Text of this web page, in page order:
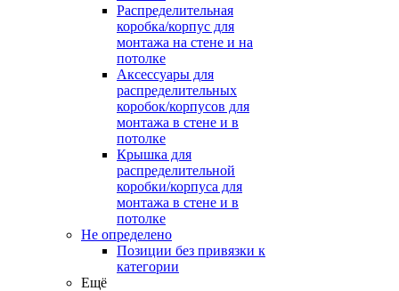
Распределительная
коробка/корпус для
монтажа на стене и на
потолке
Аксессуары для
распределительных
коробок/корпусов для
монтажа в стене и в
потолке
Крышка для
распределительной
коробки/корпуса для
монтажа в стене и в
потолке
Не определено
Позиции без привязки к
категории
Ещё